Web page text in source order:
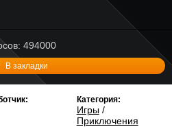
494000
В закладки
Категория:
Игры/
Приключения